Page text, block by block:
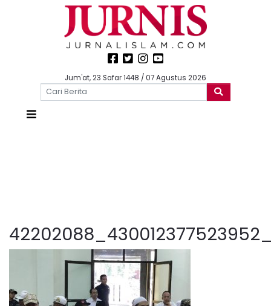
Jum'at, 23 Safar 1448 / 07 Agustus 2026